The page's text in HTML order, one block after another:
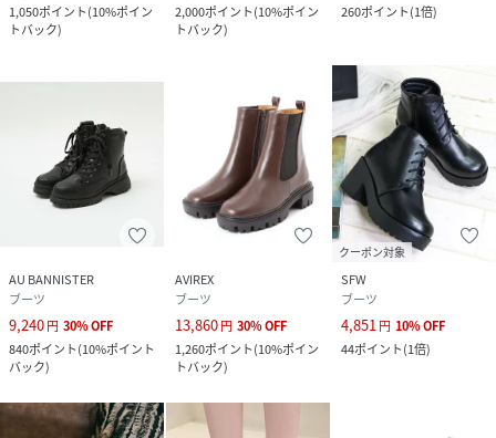
1,050ポイント(10%ポイン
トバック)
2,000ポイント(10%ポイン
トバック)
260ポイント(1倍)
AU BANNISTER
ブーツ
9,240円 30%OFF
840ポイント(10%ポイント
バック)
AVIREX
ブーツ
13,860円 30%OFF
1,260ポイント(10%ポイン
トバック)
クーポン対象
SFW
ブーツ
4,851円 10%OFF
44ポイント(1倍)